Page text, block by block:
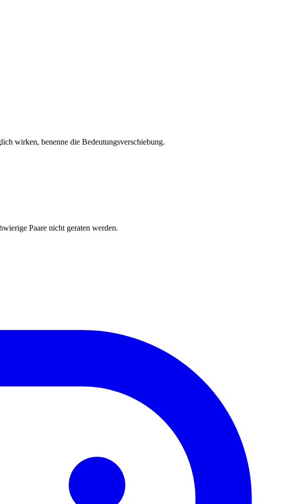
wirken, benenne die Bedeutungsverschiebung.
Paare nicht geraten werden.